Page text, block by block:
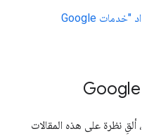
إعداد "خدمات Google
قبل بدء استخدام Google Wallet API، ألقِ نظرة على هذه المقالات